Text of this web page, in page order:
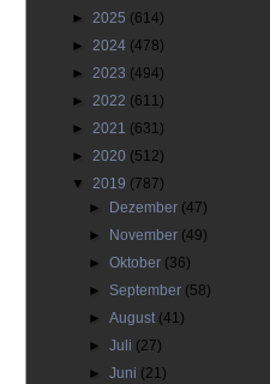
► 2025 (614)
► 2024 (478)
► 2023 (494)
► 2022 (611)
► 2021 (631)
► 2020 (512)
▼ 2019 (787)
►
Dezember (47)
►
November (49)
►Oktober (36)
► September (58)
►August (41)
►Juli (27)
►Juni (21)